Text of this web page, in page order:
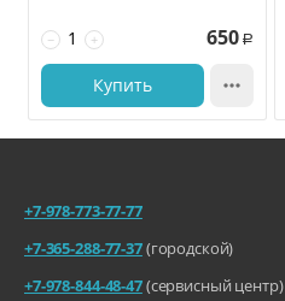
+
− 650 Р
Купить 
+7-978-773-77-77
+7-365-288-77-37(городской)
+7-978-844-48-47(сервисный центр)